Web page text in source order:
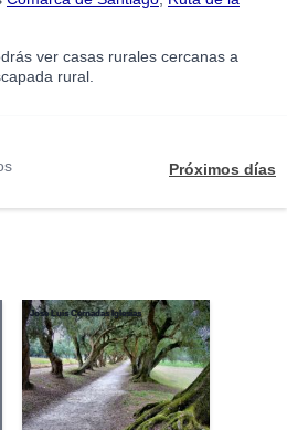
ver casas rurales cercanas a
rural.
Próximos días
Jose Luis Cernadas Iglesias